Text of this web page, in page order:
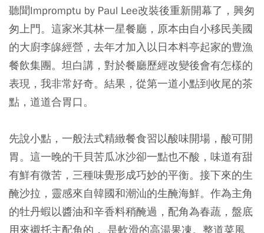
聽聞Impromptu by Paul Lee改裝後重新開幕了，興匆
匆上門。這家米其林一星餐廳，原本由自小移民美國
的大廚李皞經營，去年才加入以日本料亭起家的豊漁
餐飲集團。坦白講，對於餐廳歷經改變後會有怎樣的
表現，我非常好奇。結果，從第一道小點到收尾的茶
點，道道合胃口。
先說小點，一般法式精緻餐食習以酸味開場，酸可開
胃。這一晚的干貝苦瓜冰沙卻一點也不酸，味道有甜
有鮮有微苦，三種味覺形成巧妙的平衡。接下來的生
醃沙拉，靈感來自韓國和潮汕的生醃海鮮。作為主角
的牡丹蝦以醬油和辛香料稍醃過，配角為春蔬，盤底
用來襯托主配角的， 是軟滑的高湯果凍。整道菜風